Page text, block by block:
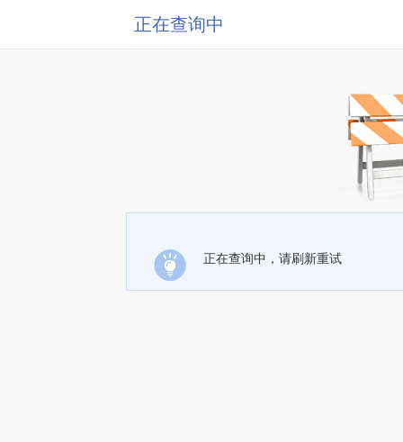
正在查询中
正在查询中，请刷新重试